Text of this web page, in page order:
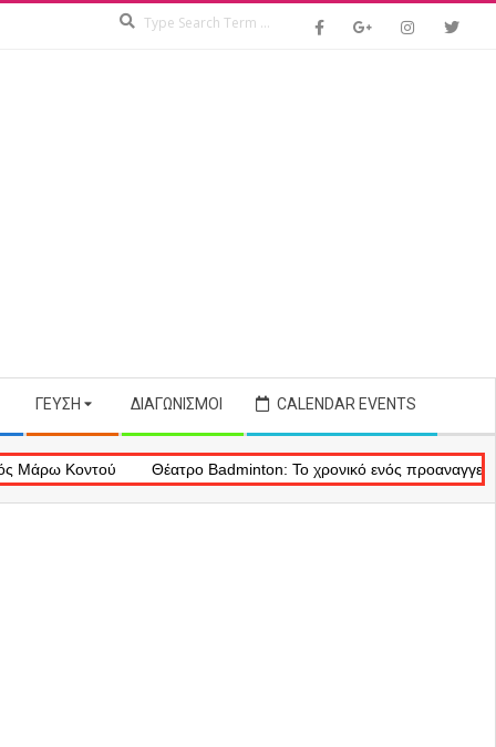
ΓΕΎΣΗ ΔΙΑΓΩΝΙΣΜΟΊ CALENDAR EVENTS
Θέατρο Badminton: Το χρονικό ενός προαναγγελθέντος